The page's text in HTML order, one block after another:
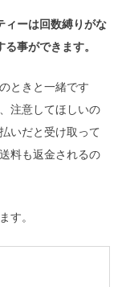
ィーは回数縛りがな
事ができます。
ときと一緒です
注意してほしいの
いだと受け取って
料も返金されるの
す。